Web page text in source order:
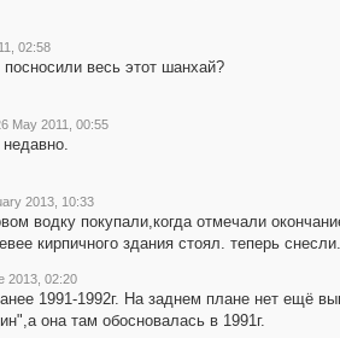
02:58
весь этот шанхай?
May 2011, 00:55
2013, 10:33
водку покупали,когда отмечали
кирпичного здания стоял. теперь снесли.
2013, 02:20
1991-1992г. На заднем плане нет ещё
она там обосновалась в 1991г.